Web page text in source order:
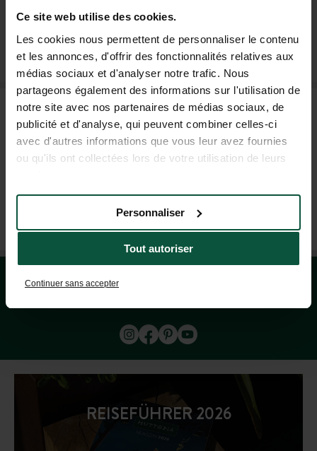
Ce site web utilise des cookies.
Les cookies nous permettent de personnaliser le contenu
et les annonces, d'offrir des fonctionnalités relatives aux
médias sociaux et d'analyser notre trafic. Nous
partageons également des informations sur l'utilisation de
notre site avec nos partenaires de médias sociaux, de
publicité et d'analyse, qui peuvent combiner celles-ci
avec d'autres informations que vous leur avez fournies
ou qu'ils ont collectées lors de votre utilisation de leurs
Tout autoriser
Personnaliser
Continuer sans accepter
MICH FÜR DEN NEWSLETTER ANMELDEN
HÄUFIG GESTELLTE FRAGEN
HILFE UND KONTAKT
+49 392 9267 8201
(MO - FR: 9.00 - 18.00 UHR; SA: 09.00 - 17.00 UHR)
REISEFÜHRER 2026